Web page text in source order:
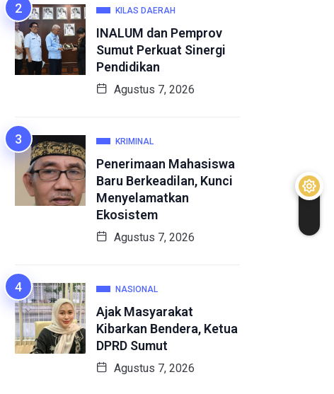
KILAS DAERAH
INALUM dan Pemprov
Sumut Perkuat Sinergi
Pendidikan
Agustus 7, 2026
KRIMINAL
Penerimaan Mahasiswa
Baru Berkeadilan, Kunci
Menyelamatkan
Ekosistem
Agustus 7, 2026
NASIONAL
Ajak Masyarakat
Kibarkan Bendera, Ketua
DPRD Sumut
Agustus 7, 2026